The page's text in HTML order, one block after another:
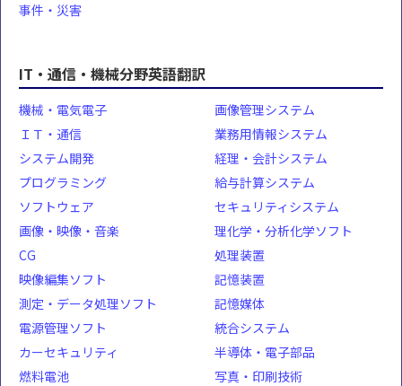
事件・災害
IT・通信・機械分野英語翻訳
機械・電気電子
ＩＴ・通信
システム開発
プログラミング
ソフトウェア
画像・映像・音楽
CG
映像編集ソフト
測定・データ処理ソフト
電源管理ソフト
カーセキュリティ
燃料電池
画像管理システム
業務用情報システム
経理・会計システム
給与計算システム
セキュリティシステム
理化学・分析化学ソフト
処理装置
記憶装置
記憶媒体
統合システム
半導体・電子部品
写真・印刷技術